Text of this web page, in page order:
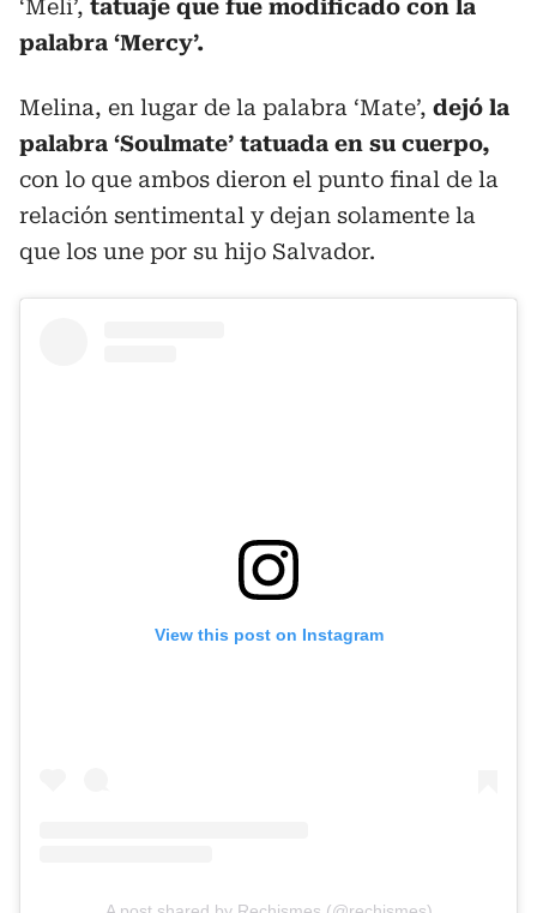
‘Meli’, tatuaje que fue modificado con la
palabra ‘Mercy’.
Melina, en lugar de la palabra ‘Mate’, dejó la
palabra ‘Soulmate’ tatuada en su cuerpo,
con lo que ambos dieron el punto final de la
relación sentimental y dejan solamente la
que los une por su hijo Salvador.
View this post on Instagram